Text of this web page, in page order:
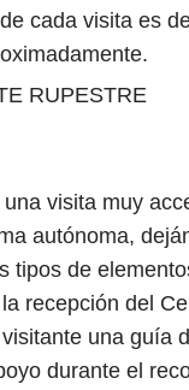
cada visita es
RUPESTRE
una visita muy
autónoma,
tipos de
recepción del
una guía
durante el